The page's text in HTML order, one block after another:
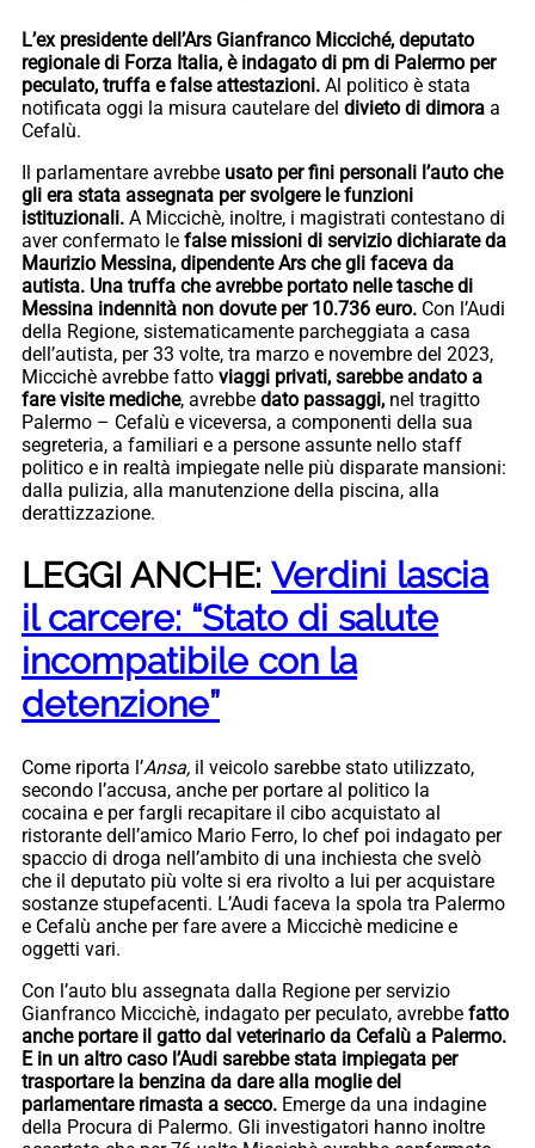
L’ex presidente dell’Ars Gianfranco Micciché, deputato
regionale di Forza Italia, è indagato di pm di Palermo per
peculato, truffa e false attestazioni. Al politico è stata
notificata oggi la misura cautelare del divieto di dimora a
Cefalù.
Il parlamentare avrebbe usato per fini personali l’auto che
gli era stata assegnata per svolgere le funzioni
istituzionali. A Miccichè, inoltre, i magistrati contestano di
aver confermato le false missioni di servizio dichiarate da
Maurizio Messina, dipendente Ars che gli faceva da
autista. Una truffa che avrebbe portato nelle tasche di
Messina indennità non dovute per 10.736 euro. Con l’Audi
della Regione, sistematicamente parcheggiata a casa
dell’autista, per 33 volte, tra marzo e novembre del 2023,
Miccichè avrebbe fatto viaggi privati, sarebbe andato a
fare visite mediche, avrebbe dato passaggi, nel tragitto
Palermo – Cefalù e viceversa, a componenti della sua
segreteria, a familiari e a persone assunte nello staff
politico e in realtà impiegate nelle più disparate mansioni:
dalla pulizia, alla manutenzione della piscina, alla
derattizzazione.
LEGGI ANCHE: Verdini lascia
il carcere: “Stato di salute
incompatibile con la
detenzione”
Come riporta l’Ansa, il veicolo sarebbe stato utilizzato,
secondo l’accusa, anche per portare al politico la
cocaina e per fargli recapitare il cibo acquistato al
ristorante dell’amico Mario Ferro, lo chef poi indagato per
spaccio di droga nell’ambito di una inchiesta che svelò
che il deputato più volte si era rivolto a lui per acquistare
sostanze stupefacenti. L’Audi faceva la spola tra Palermo
e Cefalù anche per fare avere a Miccichè medicine e
oggetti vari.
Con l’auto blu assegnata dalla Regione per servizio
Gianfranco Miccichè, indagato per peculato, avrebbe fatto
anche portare il gatto dal veterinario da Cefalù a Palermo.
E in un altro caso l’Audi sarebbe stata impiegata per
trasportare la benzina da dare alla moglie del
parlamentare rimasta a secco. Emerge da una indagine
della Procura di Palermo. Gli investigatori hanno inoltre